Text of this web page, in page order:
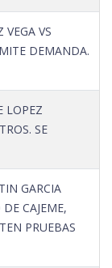
VEGA VS
DEMANDA.
LOPEZ
SE
GARCIA
CAJEME,
PRUEBAS